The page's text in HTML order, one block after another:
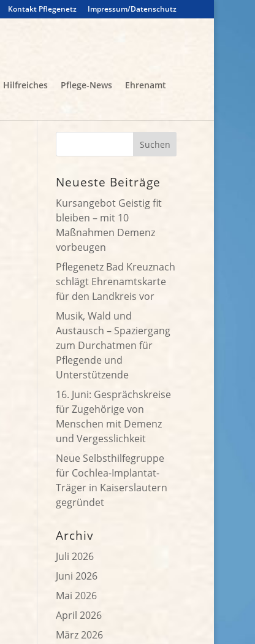
Kontakt Pflegenetz Impressum/Datenschutz
Hilfreiches Pflege-News
Ehrenamt
Neueste Beiträge
Kursangebot Geistig fit
bleiben – mit 10
Maßnahmen Demenz
vorbeugen
Pflegenetz Bad Kreuznach
schlägt Ehrenamtskarte
für den Landkreis vor
Musik, Wald und
Austausch – Spaziergang
zum Durchatmen für
Pflegende und
Unterstützende
16. Juni: Gesprächskreise
für Zugehörige von
Menschen mit Demenz
und Vergesslichkeit
Neue Selbsthilfegruppe
für Cochlea-Implantat-
Träger in Kaiserslautern
gegründet
Archiv
Juli 2026
Juni 2026
Mai 2026
April 2026
März 2026